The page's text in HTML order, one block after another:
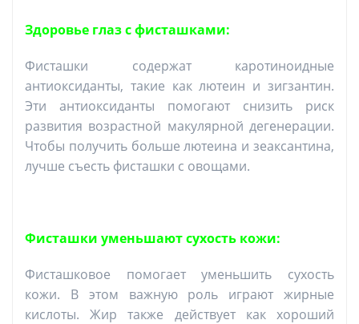
Здоровье глаз с фисташками:
Фисташки содержат каротиноидные
антиоксиданты, такие как лютеин и зигзантин.
Эти антиоксиданты помогают снизить риск
развития возрастной макулярной дегенерации.
Чтобы получить больше лютеина и зеаксантина,
лучше съесть фисташки с овощами.
Фисташки уменьшают сухость кожи:
Фисташковое помогает уменьшить сухость
кожи. В этом важную роль играют жирные
кислоты. Жир также действует как хороший